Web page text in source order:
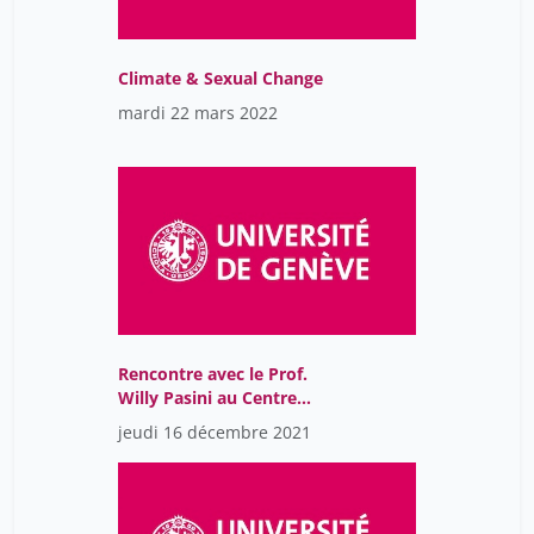
Zimmermann Nesa
rigoli juan
Climate & Sexual Change
mardi 22 mars 2022
Rencontre avec le Prof.
Willy Pasini au Centre
Maurice Chalumeau en
sciences des sexualités
jeudi 16 décembre 2021